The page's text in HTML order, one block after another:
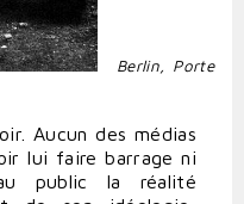
Berlin, Porte
Aucun des médias
lui faire barrage ni
public la réalité